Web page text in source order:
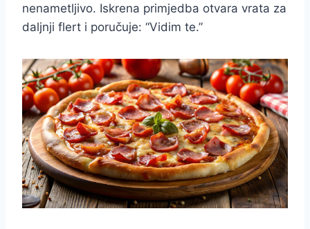
nenametljivo. Iskrena primjedba otvara vrata za
daljnji flert i poručuje: “Vidim te.”